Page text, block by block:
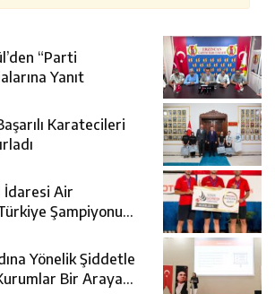
“Parti
Yanıt
Karatecileri
İdaresi Air
Şampiyonu
Yönelik Şiddetle
Bir Araya